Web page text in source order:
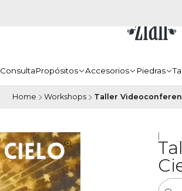
ConsultaPropósitos Accesorios Piedras
Home Workshops Taller